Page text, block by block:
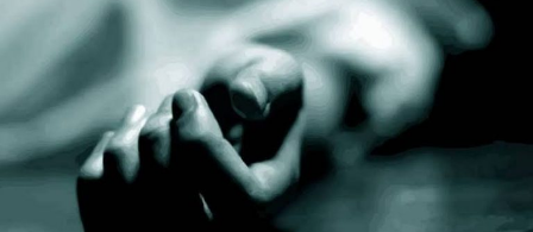
Politics
Law
Order
Hindu
Temples